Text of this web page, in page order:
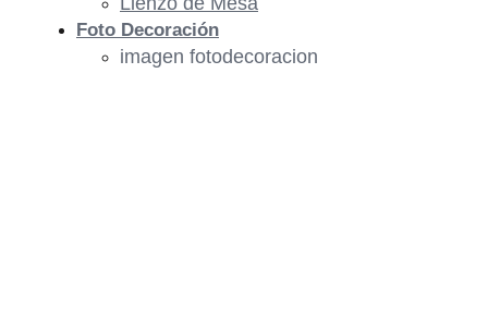
Foto Decoración
imagen fotodecoracion